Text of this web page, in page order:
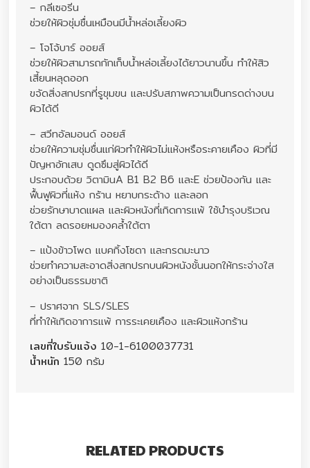
– กลีเซอรีน
ช่วยให้ผิวชุ่มชื่นเหมือนมีน้ำหล่อเลี้ยงผิว
– โจโจ้บาร์ ออยส์
ช่วยให้ผิวสามารถกักเก็บน้ำหล่อเลี้ยงได้ยาวนานขึ้น ทำให้สิว
เสี้ยนหลุดออก
ขจัดสิ่งสกปรกที่รูขุมขน และปรับสภาพความเป็นกรดด่างบน
ผิวได้ดี
– สวีทอัลมอนด์ ออยส์
ช่วยให้ความชุ่มชื่นแก่ผิวทำให้ผิวไม่แห้งหรือระคายเคือง ผิวที่มี
ปัญหาอักเสบ ดูดซึมสู่ผิวได้ดี
ประกอบด้วย วิตามินA B1 B2 B6 และE ช่วยป้องกัน และ
ฟื้นฟูผิวที่แห้ง กร้าน หยาบกระด้าง และลอก
ช่วยรักษาบาดแผล และผิวหนังที่เกิดการแพ้ ใช้บำรุงบริเวณ
ใต้ตา ลดรอยหมองคล้ำใต้ตา
– แป้งข้าวโพด แบคกิ้งโซดา และกรดมะนาว
ช่วยทำความสะอาดสิ่งสกปรกบนผิวหนังชั้นนอกให้กระจ่างใส
อย่างเป็นธรรมชาติ
– ปราศจาก SLS/SLES
ที่ทำให้เกิดอาการแพ้ การระเคยเคือง และผิวแห้งกร้าน
เลขที่ใบรับแจ้ง10-1-6100037731
น้ำหนัก 150 กรัม
RELATED PRODUCTS